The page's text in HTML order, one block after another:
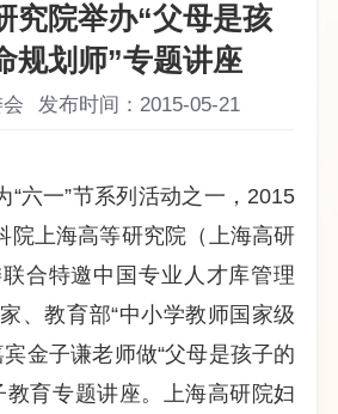
究院举办“父母是孩
规划师”专题讲座
发布时间：2015-05-21
“六一”节系列活动之一， 2015
院上海高等研究院（上海高研
合特邀中国专业人才库管理
、教育部“中小学教师国家级
金子谦老师做“父母是孩子的
教育专题讲座。上海高研院妇